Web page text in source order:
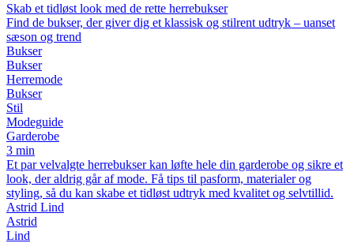
Skab et tidløst look med de rette herrebukser
Find de bukser, der giver dig et klassisk og stilrent udtryk – uanset
sæson og trend
Bukser
Bukser
Herremode
Bukser
Stil
Modeguide
Garderobe
3 min
Et par velvalgte herrebukser kan løfte hele din garderobe og sikre et
look, der aldrig går af mode. Få tips til pasform, materialer og
styling, så du kan skabe et tidløst udtryk med kvalitet og selvtillid.
Astrid Lind
Astrid
Lind